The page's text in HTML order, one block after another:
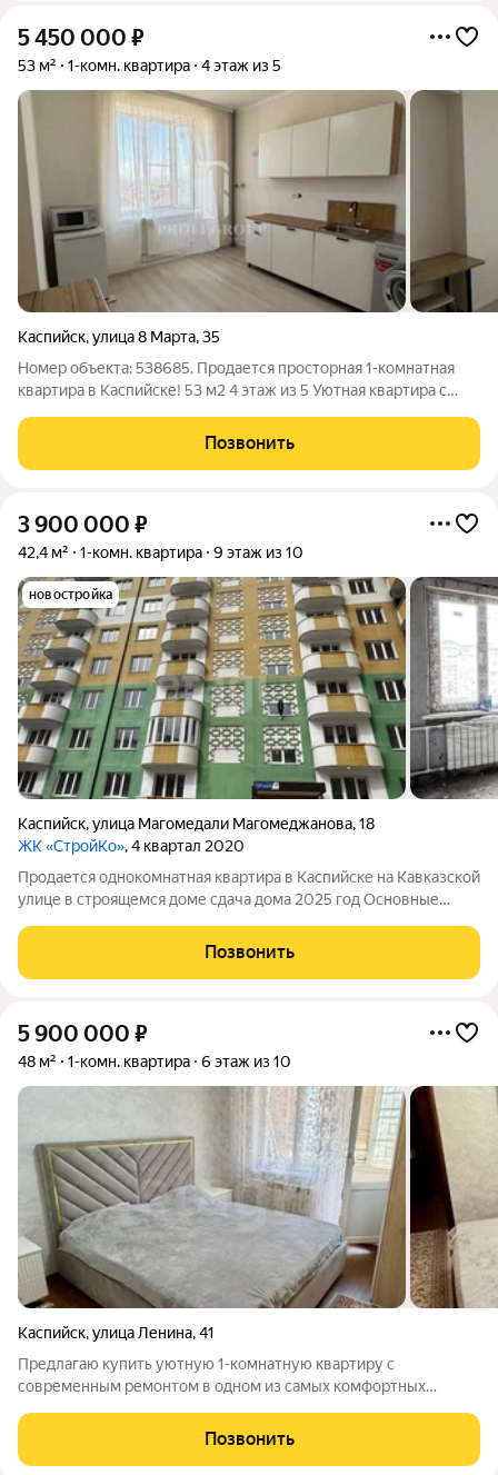
5 450 000 ₽
53 м² 1-комн. квартира 4 этаж из 5
Каспийск,улица 8 Марта,35
Номер объекта: 538685. Продается просторная 1-комнатная
квартира в Каспийске! 53 м2 4 этаж из 5 Уютная квартира с
Вся необходимая мебель остается, что позволит заехать сразу
после покупки без
Позвонить
3 900 000 ₽
42,4 м² 1-комн. квартира 9 этаж из 10
новостройка
Каспийск,улица Магомедали Магомеджановa,18
ЖК «СтройКо», 4 квартал 2020
Продается однокомнатная квартира в Каспийске на Кавказской
улице в строящемся доме сдача дома 2025 год Основные
Каркасное состояние Описание квартиры: Эта квартира на
девятом этаже
Позвонить
5 900 000 ₽
48 м² 1-комн. квартира 6 этаж из 10
Каспийск,улица Ленина,41
Предлагаю купить уютную 1-комнатную квартиру с
современным ремонтом в одном из самых комфортных
на 6 этаже 10-этажного дома. Преимуществом является
удачная перепланировка: кухня перенесена в
Позвонить